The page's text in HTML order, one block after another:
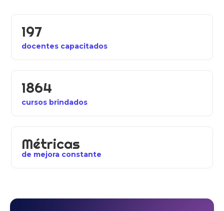
197
docentes capacitados
1864
cursos brindados
Métricas
de mejora constante